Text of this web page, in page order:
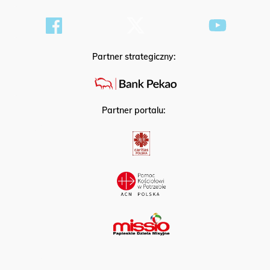
Partner strategiczny:
Partner portalu: